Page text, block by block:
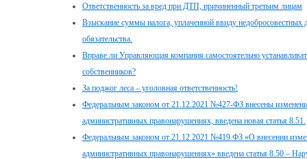
Ответственность за вред при ДТП, причиненный третьим лицам
Взыскание суммы налога, уплаченной ввиду недобросовестных
обязательства.
Вправе ли Управляющая компания самостоятельно
собственников?
За поджог леса – уголовная ответственность!
Федеральным законом от 21.12.2021 №427-ФЗ внесены
административных правонарушениях, введена новая статья 8.51.
Федеральным законом от 21.12.2021 №419 ФЗ «О внесении
административных правонарушениях» введена статья 8.50 –